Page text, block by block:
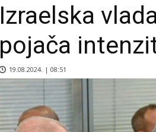
Izraelska
pojača
19.08.2024. | 08:51